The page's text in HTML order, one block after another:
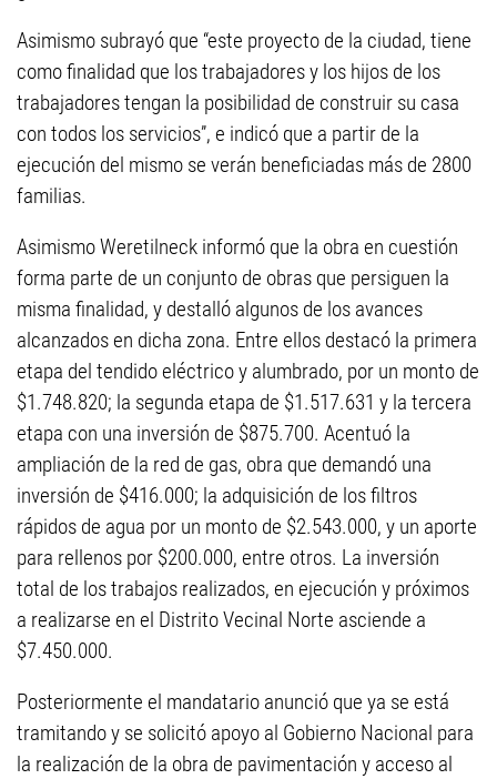
Asimismo subrayó que “este proyecto de la ciudad, tiene
como finalidad que los trabajadores y los hijos de los
trabajadores tengan la posibilidad de construir su casa
con todos los servicios”, e indicó que a partir de la
ejecución del mismo se verán beneficiadas más de 2800
familias.
Asimismo Weretilneck informó que la obra en cuestión
forma parte de un conjunto de obras que persiguen la
misma finalidad, y destalló algunos de los avances
alcanzados en dicha zona. Entre ellos destacó la primera
etapa del tendido eléctrico y alumbrado, por un monto de
$1.748.820; la segunda etapa de $1.517.631 y la tercera
etapa con una inversión de $875.700. Acentuó la
ampliación de la red de gas, obra que demandó una
inversión de $416.000; la adquisición de los filtros
rápidos de agua por un monto de $2.543.000, y un aporte
para rellenos por $200.000, entre otros. La inversión
total de los trabajos realizados, en ejecución y próximos
a realizarse en el Distrito Vecinal Norte asciende a
$7.450.000.
Posteriormente el mandatario anunció que ya se está
tramitando y se solicitó apoyo al Gobierno Nacional para
la realización de la obra de pavimentación y acceso al